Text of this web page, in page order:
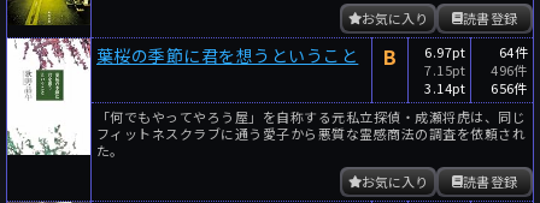
読書登録
お気に入り
葉桜の季節に君を想うということ B
6.97pt
7.15pt
3.14pt
64件
496件
656件
「何でもやってやろう屋」を自称する元私立探偵・成瀬将虎は、同じ
フィットネスクラブに通う愛子から悪質な霊感商法の調査を依頼され
た。
読書登録
お気に入り